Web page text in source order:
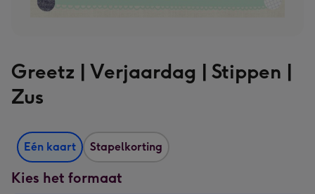
Greetz | Verjaardag | Stippen |
Zus
Eén kaart Stapelkorting
Kies het formaat